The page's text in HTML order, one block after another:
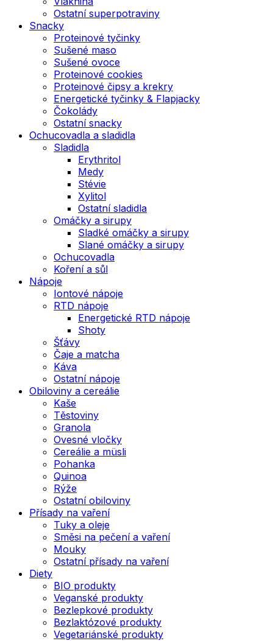
Ostatní superpotraviny
Snacky
Proteinové tyčinky
Sušené maso
Sušené ovoce
Proteinové cookies
Proteinové čipsy a krekry
Energetické tyčinky & Flapjacky
Čokolády
Ostatní snacky
Ochucovadla a sladidla
Sladidla
Erythritol
Medy
Stévie
Xylitol
Ostatní sladidla
Omáčky a sirupy
Sladké omáčky a sirupy
Slané omáčky a sirupy
Ochucovadla
Koření a sůl
Nápoje
Iontové nápoje
RTD nápoje
Energetické RTD nápoje
Shoty
Šťávy
Čaje a matcha
Káva
Ostatní nápoje
Obiloviny a cereálie
Kaše
Těstoviny
Granola
Ovesné vločky
Cereálie a müsli
Pohanka
Quinoa
Rýže
Ostatní obiloviny
Přísady na vaření
Tuky a oleje
Směsi na pečení a vaření
Mouky
Ostatní přísady na vaření
Diety
BIO produkty
Veganské produkty
Bezlepkové produkty
Bezlaktózové produkty
Vegetariánské produkty